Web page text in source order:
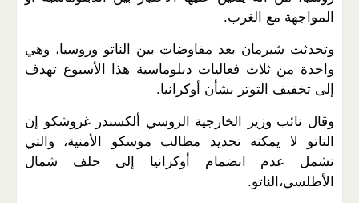
المواجهة مع الغرب.
وتحدثت شيرمان بعد مفاوضات بين الناتو وروسيا، وهي
واحدة من ثلاث فعاليات دبلوماسية هذا الأسبوع تهدف
إلى تخفيف التوتر بشأن أوكرانيا.
وقال نائب وزير الخارجية الروسي ألكسندر غروشكو إن
الناتو لا يمكنه تحديد مطالب موسكو الأمنية، والتي
تشمل عدم انضمام أوكرانيا إلى حلف شمال
الأطلسي،الناتو.